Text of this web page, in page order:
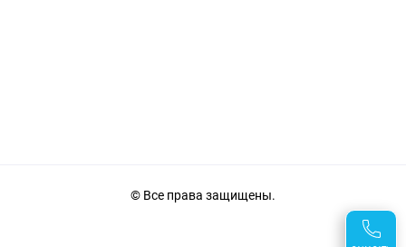
© Все права защищены.